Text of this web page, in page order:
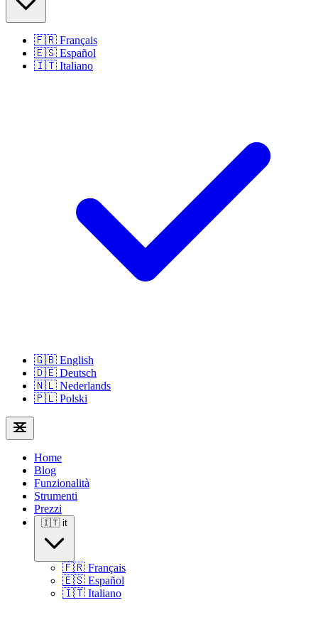
🇫🇷 Français
🇪🇸 Español
🇮🇹 Italiano
🇬🇧 English
🇩🇪 Deutsch
🇳🇱 Nederlands
🇵🇱 Polski
Home
Blog
Funzionalità
Strumenti
Prezzi
🇮🇹 it
🇫🇷 Français
🇪🇸 Español
🇮🇹 Italiano